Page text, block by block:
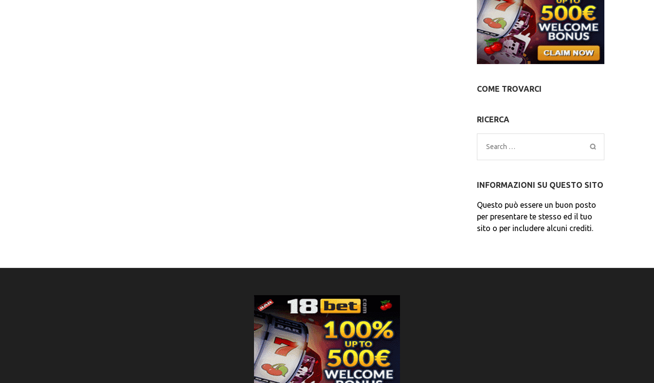
COME TROVARCI
RICERCA
Search
for:
INFORMAZIONI SU QUESTO SITO
Questo può essere un buon posto
per presentare te stesso ed il tuo
sito o per includere alcuni crediti.